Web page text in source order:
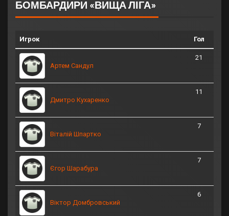
БОМБАРДИРИ «ВИЩА ЛІГА»
Игрок Гол
Артем Сандул
21
Дмитро Кухаренко
11
Віталій Шпартко
7
Єгор Шарабура
7
Віктор Домбровський
6